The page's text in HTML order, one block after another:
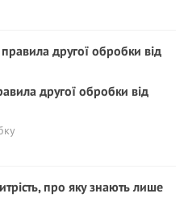
другої обробки від